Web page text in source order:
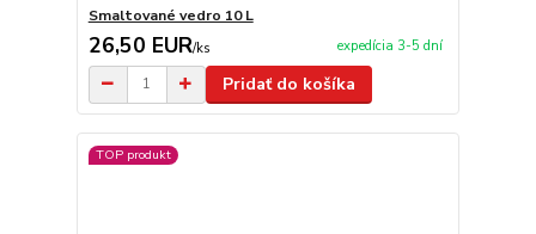
Smaltované vedro 10 L
26,50 EUR/ks expedícia 3-5 dní
Pridať do košíka
TOP produkt